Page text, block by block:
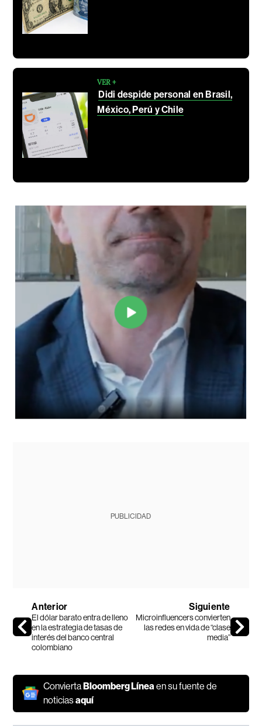
VER +
Didi despide personal en Brasil,
México, Perú y Chile
PUBLICIDAD
Anterior
El dólar barato entra de lleno
en la estrategia de tasas de
interés del banco central
colombiano
Siguiente
Microinfluencers convierten
las redes en vida de “clase
media”
ConviertaBloomberg Línea en su fuente de
noticiasaquí